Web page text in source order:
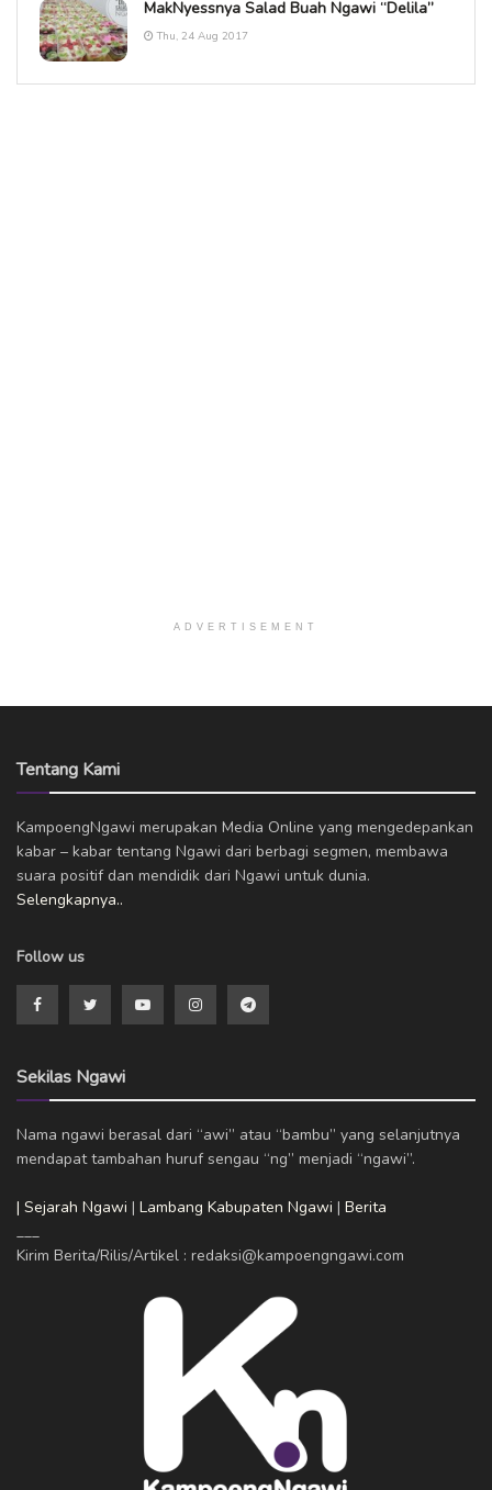
MakNyessnya Salad Buah Ngawi “Delila”
Thu, 24 Aug 2017
ADVERTISEMENT
Tentang Kami
KampoengNgawi merupakan Media Online yang mengedepankan
kabar – kabar tentang Ngawi dari berbagi segmen, membawa
suara positif dan mendidik dari Ngawi untuk dunia.
Selengkapnya..
Follow us
Sekilas Ngawi
Nama ngawi berasal dari “awi” atau “bambu” yang selanjutnya
mendapat tambahan huruf sengau “ng” menjadi “ngawi”.
| Sejarah Ngawi | Lambang Kabupaten Ngawi | Berita
Kirim Berita/Rilis/Artikel : redaksi@kampoengngawi.com